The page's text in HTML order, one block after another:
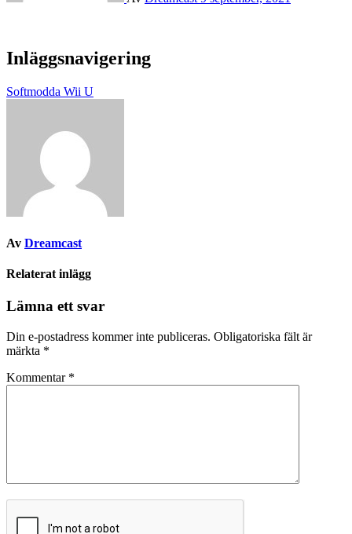
Inläggsnavigering
Softmodda Wii U
Av Dreamcast
Relaterat inlägg
Lämna ett svar
Din e-postadress kommer inte publiceras. Obligatoriska fält är
märkta *
Kommentar *